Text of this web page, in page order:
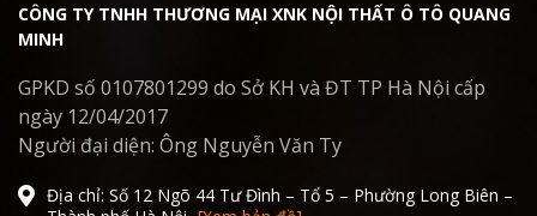
CÔNG TY TNHH THƯƠNG MẠI XNK NỘI THẤT Ô TÔ QUANG
MINH
GPKD số 0107801299 do Sở KH và ĐT TP Hà Nội cấp
ngày 12/04/2017
Người đại diện: Ông Nguyễn Văn Ty
Địa chỉ: Số 12 Ngõ 44 Tư Đình – Tổ 5 – Phường Long Biên –